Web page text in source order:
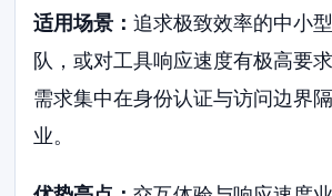
适用场景：追求极致效率的中小
队，或对工具响应速度有极高要
需求集中在身份认证与访问边界
业。